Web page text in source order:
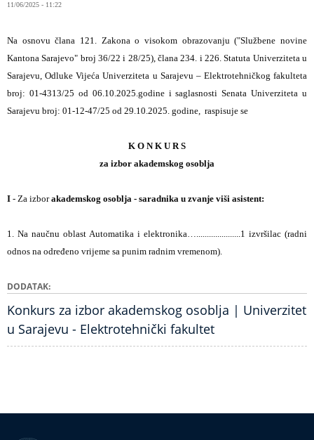
11/06/2025 - 11:22
Na osnovu člana 121. Zakona o visokom obrazovanju ("Službene novine
Kantona Sarajevo" broj 36/22 i 28/25), člana 234. i 226. Statuta Univerziteta u
Sarajevu, Odluke Vijeća Univerziteta u Sarajevu – Elektrotehničkog fakulteta
broj: 01-4313/25 od 06.10.2025.godine i saglasnosti Senata Univerziteta u
Sarajevu broj: 01-12-47/25 od 29.10.2025. godine, raspisuje se
K O N K U R S
za izbor akademskog osoblja
I - Za izborakademskog osoblja - saradnika u zvanje viši asistent:
1. Na naučnu oblast Automatika i elektronika….....................1 izvršilac (radni
odnos na određeno vrijeme sa punim radnim vremenom).
DODATAK
Konkurs za izbor akademskog osoblja | Univerzitet
u Sarajevu - Elektrotehnički fakultet